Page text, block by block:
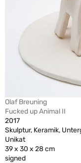
Olaf Breuning
Fucked up Animal II
2017
Skulptur, Keramik,
Unikat
39 x 30 x 28 cm
signed